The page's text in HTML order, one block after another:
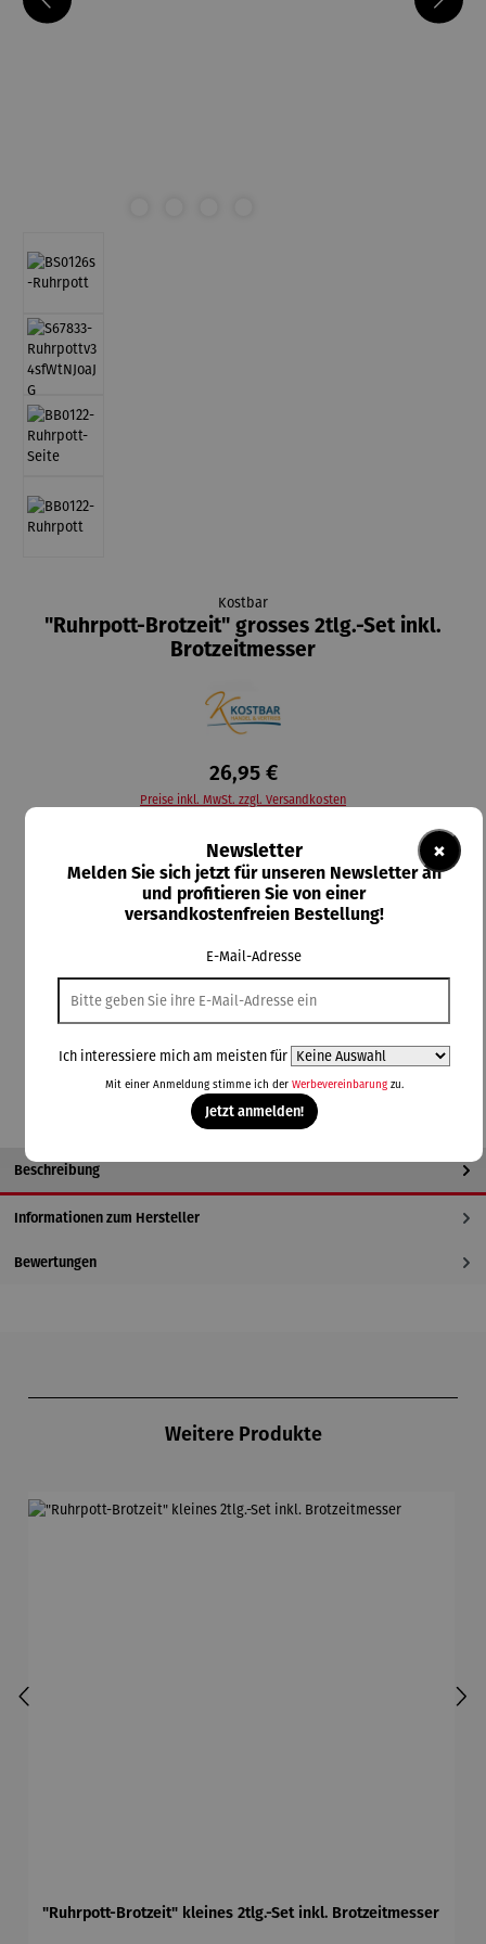
Kostbar
"Ruhrpott-Brotzeit" grosses 2tlg.-Set inkl.
Brotzeitmesser
26,95 €
Preise inkl. MwSt. zzgl. Versandkosten
Durchschnittliche Bewertung von 5 von 5 Sternen
1 Bewertung
Lieferzeit: 2-5 Tage
Messerfarbe
blau gelb grün orange pink rot schwarz
Beschreibung
Informationen zum Hersteller
Bewertungen
Weitere Produkte
"Ruhrpott-Brotzeit" kleines 2tlg.-Set inkl. Brotzeitmesser
×
Newsletter
Melden Sie sich jetzt für unseren Newsletter an
und profitieren Sie von einer
versandkostenfreien Bestellung!
E-Mail-Adresse
Ich interessiere mich am meisten für
Mit einer Anmeldung stimme ich der Werbevereinbarungzu.
Jetzt anmelden!